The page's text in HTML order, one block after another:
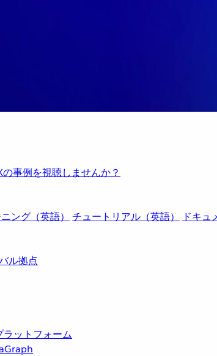
事例を視聴しませんか？
ング（英語） チュートリアル（英語）
ドキュ
ル拠点
ットフォーム